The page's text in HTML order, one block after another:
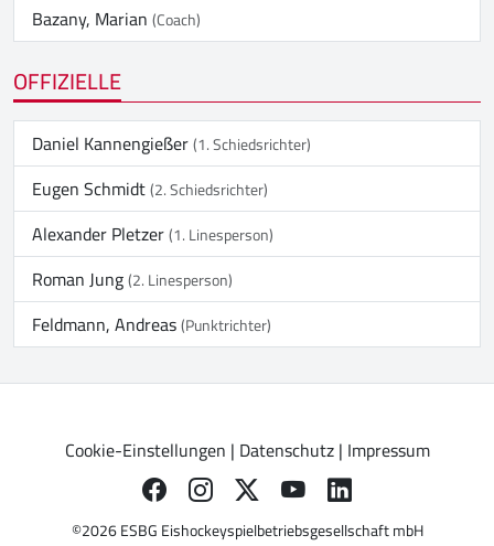
Bazany, Marian(Coach)
OFFIZIELLE
Daniel Kannengießer(1. Schiedsrichter)
Eugen Schmidt(2. Schiedsrichter)
Alexander Pletzer(1. Linesperson)
Roman Jung(2. Linesperson)
Feldmann, Andreas(Punktrichter)
Cookie-Einstellungen | Datenschutz| Impressum
©2026 ESBG Eishockeyspielbetriebsgesellschaft mbH